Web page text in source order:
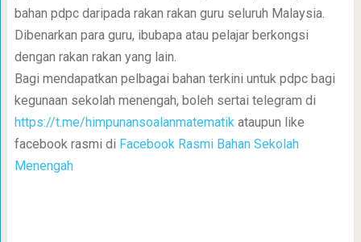
bahan pdpc daripada rakan rakan guru seluruh Malaysia.
Dibenarkan para guru, ibubapa atau pelajar berkongsi
dengan rakan rakan yang lain.
Bagi mendapatkan pelbagai bahan terkini untuk pdpc bagi
kegunaan sekolah menengah, boleh sertai telegram di
https://t.me/himpunansoalanmatematikataupun like
facebook rasmi di Facebook Rasmi Bahan Sekolah
Menengah